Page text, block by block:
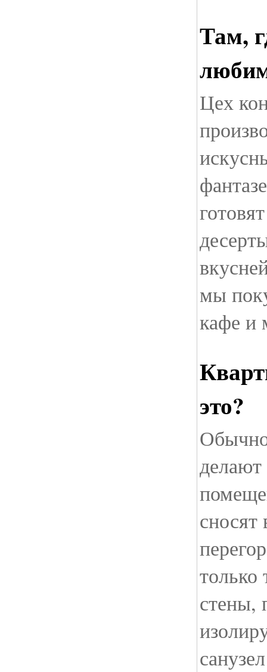
Там,
Цех
мы
кафе и
это?
сносят
только
стены,
санузел